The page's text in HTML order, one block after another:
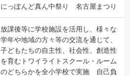
にっぽんど真ん中祭り 名古屋まつり
放課後等に学校施設を活用し、様々な
学年や地域の方々等の交流を通じて、
子どもたちの自主性、社会性、創造性
を育むトワイライトスクール・ルーム
のどちらかを全小学校で実施 自己負